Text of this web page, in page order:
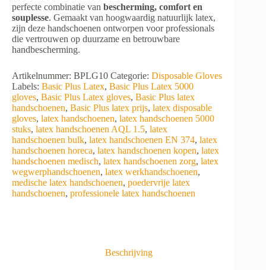
perfecte combinatie van bescherming, comfort en
souplesse. Gemaakt van hoogwaardig natuurlijk latex,
zijn deze handschoenen ontworpen voor professionals
die vertrouwen op duurzame en betrouwbare
handbescherming.
Artikelnummer: BPLG10 Categorie: Disposable Gloves
Labels: Basic Plus Latex, Basic Plus Latex 5000
gloves, Basic Plus Latex gloves, Basic Plus latex
handschoenen, Basic Plus latex prijs, latex disposable
gloves, latex handschoenen, latex handschoenen 5000
stuks, latex handschoenen AQL 1.5, latex
handschoenen bulk, latex handschoenen EN 374, latex
handschoenen horeca, latex handschoenen kopen, latex
handschoenen medisch, latex handschoenen zorg, latex
wegwerphandschoenen, latex werkhandschoenen,
medische latex handschoenen, poedervrije latex
handschoenen, professionele latex handschoenen
Beschrijving